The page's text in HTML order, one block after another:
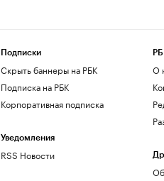
Подписки
Скрыть баннеры на РБК
Подписка на РБК
Корпоративная подписка
Уведомления
RSS Новости
О